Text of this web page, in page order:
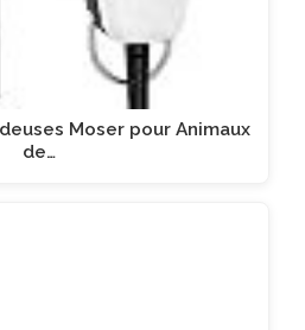
Moser pour Animaux
de…